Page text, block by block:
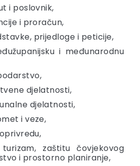
i poslovnik,
i proračun,
prijedloge i peticije,
i međunarodnu
djelatnosti,
djelatnosti,
i veze,
zaštitu čovjekovog
i prostorno planiranje,